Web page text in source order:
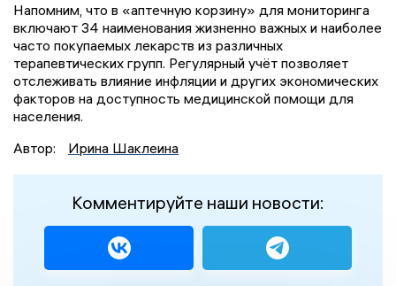
Напомним, что в «аптечную корзину» для мониторинга
включают 34 наименования жизненно важных и наиболее
часто покупаемых лекарств из различных
терапевтических групп. Регулярный учёт позволяет
отслеживать влияние инфляции и других экономических
факторов на доступность медицинской помощи для
населения.
Автор:
Ирина Шаклеина
Комментируйте наши новости: